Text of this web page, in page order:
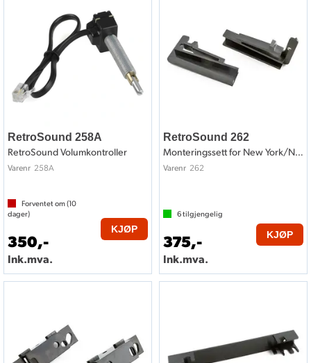
RetroSound 258A
RetroSound Volumkontroller
Varenr 258A
Forventet om (10
dager)
350,-
Ink.mva.
KJØP
RetroSound 262
Monteringssett for New York/Newport
Varenr 262
6tilgjengelig
375,-
Ink.mva.
KJØP